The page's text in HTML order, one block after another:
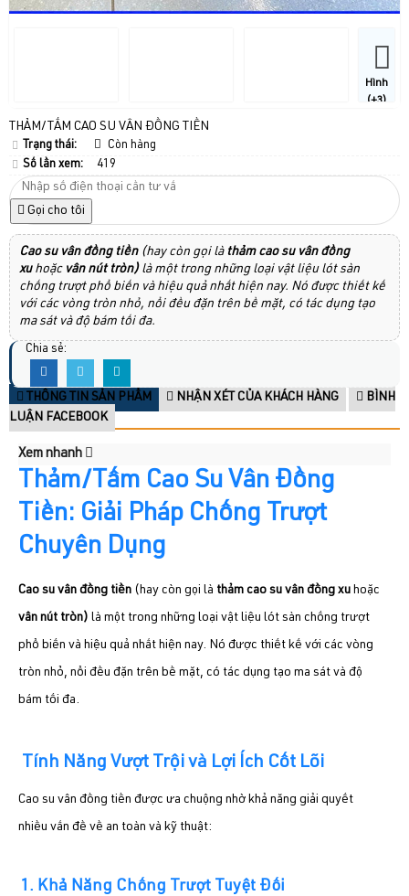
Hình
(+3)
THẢM/TẤM CAO SU VÂN ĐỒNG TIỀN
Trạng thái:
Còn hàng
Số lần xem:
419
Gọi cho tôi
Cao su vân đồng tiền(hay còn gọi là thảm cao su vân đồng
xu hoặc vân nút tròn)là một trong những loại vật liệu lót sàn
chống trượt phổ biến và hiệu quả nhất hiện nay. Nó được thiết kế
với các vòng tròn nhỏ, nổi đều đặn trên bề mặt, có tác dụng tạo
ma sát và độ bám tối đa.
Chia sẻ:
THÔNG TIN SẢN PHẨM NHẬN XÉT CỦA KHÁCH HÀNG
BÌNH
LUẬN FACEBOOK
Xem nhanh
Thảm/Tấm Cao Su Vân Đồng
Tiền: Giải Pháp Chống Trượt
Chuyên Dụng
Cao su vân đồng tiền (hay còn gọi là thảm cao su vân đồng xu hoặc
vân nút tròn) là một trong những loại vật liệu lót sàn chống trượt
phổ biến và hiệu quả nhất hiện nay. Nó được thiết kế với các vòng
tròn nhỏ, nổi đều đặn trên bề mặt, có tác dụng tạo ma sát và độ
bám tối đa.
Tính Năng Vượt Trội và Lợi Ích Cốt Lõi
Cao su vân đồng tiền được ưa chuộng nhờ khả năng giải quyết
nhiều vấn đề về an toàn và kỹ thuật:
1. Khả Năng Chống Trượt Tuyệt Đối